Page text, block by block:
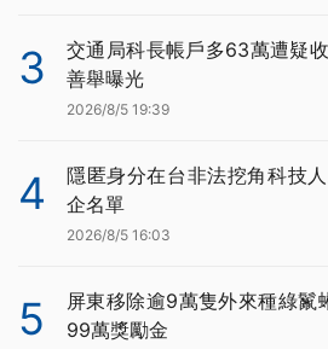
3
交通局科長帳戶多63萬遭疑
善舉曝光
2026/8/5 19:39
4
隱匿身分在台非法挖角科技
企名單
2026/8/5 16:03
5
屏東移除逾9萬隻外來種綠鬣
99萬獎勵金